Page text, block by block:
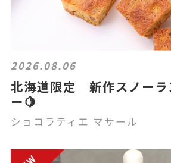
2026.08.06
北海道限定 新作スノーラ
ー🍋
ショコラティエ マサール